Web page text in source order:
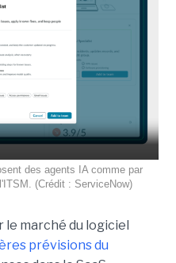
des agents IA comme par
(Crédit : ServiceNow)
le marché du logiciel
prévisions du